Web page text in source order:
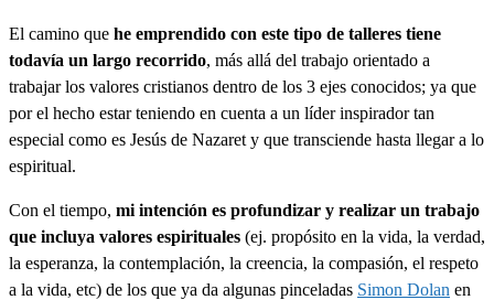
El camino que he emprendido con este tipo de talleres tiene
todavía un largo recorrido, más allá del trabajo orientado a
trabajar los valores cristianos dentro de los 3 ejes conocidos; ya que
por el hecho estar teniendo en cuenta a un líder inspirador tan
especial como es Jesús de Nazaret y que transciende hasta llegar a lo
espiritual.
Con el tiempo, mi intención es profundizar y realizar un trabajo
que incluya valores espirituales (ej. propósito en la vida, la verdad,
la esperanza, la contemplación, la creencia, la compasión, el respeto
a la vida, etc) de los que ya da algunas pinceladas Simon Dolan en